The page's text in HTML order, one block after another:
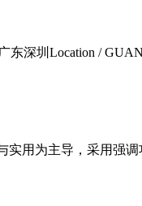
东深圳Location /
实用为主导，采用强